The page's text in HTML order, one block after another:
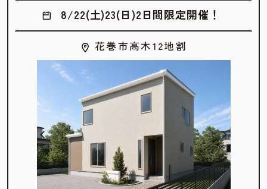
8/22(土)23(日)2日間限定開催！
花巻市高木12地割